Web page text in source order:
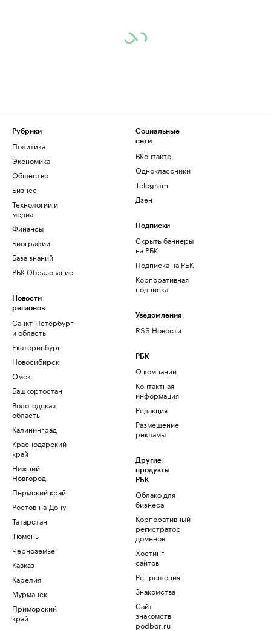
Рубрики
Политика
Экономика
Общество
Бизнес
Технологии и
медиа
Финансы
Биографии
База знаний
РБК Образование
Новости
регионов
Санкт-Петербург
и область
Екатеринбург
Новосибирск
Омск
Башкортостан
Вологодская
область
Калининград
Краснодарский
край
Нижний
Новгород
Пермский край
Ростов-на-Дону
Татарстан
Тюмень
Черноземье
Кавказ
Карелия
Мурманск
Приморский
край
Социальные
сети
ВКонтакте
Одноклассники
Telegram
Дзен
Подписки
Скрыть баннеры
на РБК
Подписка на РБК
Корпоративная
подписка
Уведомления
RSS Новости
РБК
О компании
Контактная
информация
Редакция
Размещение
рекламы
Другие
продукты
РБК
Облако для
бизнеса
Корпоративный
регистратор
доменов
Хостинг
сайтов
Рег.решения
Знакомства
Сайт
знакомств
podbor.ru